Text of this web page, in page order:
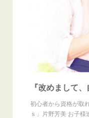
『改めまして
初心者から資格
ｓ」片野芳美 お子